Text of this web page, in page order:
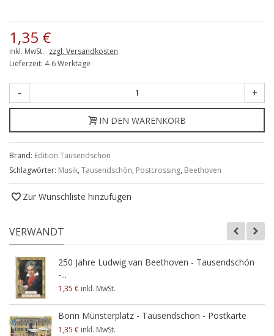
1,35 €
inkl. MwSt. zzgl. Versandkosten
Lieferzeit: 4-6 Werktage
- +
IN DEN WARENKORB
Brand: Edition Tausendschön
Schlagwörter: Musik, Tausendschön, Postcrossing, Beethoven
Zur Wunschliste hinzufügen
VERWANDT
250 Jahre Ludwig van Beethoven - Tausendschön
-...
1,35 € inkl. MwSt.
Bonn Münsterplatz - Tausendschön - Postkarte
1,35 € inkl. MwSt.